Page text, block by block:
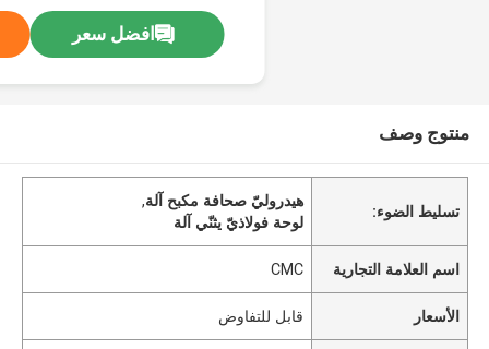
افضل سعر
منتوج وصف
تسليط الضوء:
هيدروليّ صحافة مكبح آلة,
لوحة فولاذيّ يثنّي آلة
اسم العلامة التجارية CMC
الأسعار قابل للتفاوض